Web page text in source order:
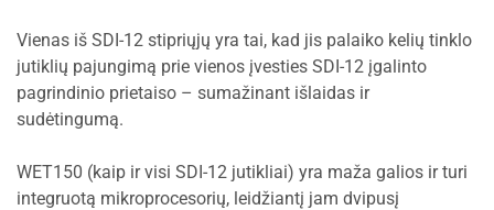
Vienas iš SDI-12 stipriųjų yra tai, kad jis palaiko kelių tinklo
jutiklių pajungimą prie vienos įvesties SDI-12 įgalinto
pagrindinio prietaiso – sumažinant išlaidas ir
sudėtingumą.
WET150 (kaip ir visi SDI-12 jutikliai) yra maža galios ir turi
integruotą mikroprocesorių, leidžiantį jam dvipusį